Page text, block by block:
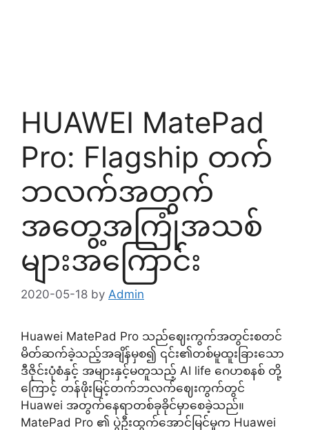
HUAWEI MatePad
Pro: Flagship တက်
ဘလက်အတွက်
အတွေ့အကြုံအသစ်
များအကြောင်း
2020-05-18 by Admin
Huawei MatePad Pro သည်ဈေးကွက်အတွင်းစတင်
မိတ်ဆက်ခဲ့သည့်အချိန်မှစ၍ ၎င်း၏တစ်မူထူးခြားသော
ဒီဇိုင်းပုံစံနှင့် အများနှင့်မတူသည့် AI life ဂေဟစနစ် တို့
ကြောင့် တန်ဖိုးမြင့်တက်ဘလက်ဈေးကွက်တွင်
Huawei အတွက်နေရာတစ်ခုခိုင်မှာစေခဲ့သည်။
MatePad Pro ၏ ပွဲဦးထွက်အောင်မြင်မှုက Huawei